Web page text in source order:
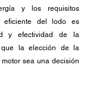
y los requisitos
eficiente del lodo es
y efectividad de la
la elección de la
sea una decisión